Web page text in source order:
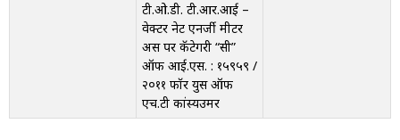
टी.ओ.डी. टी.आर.आई –
वेक्टर नेट एनर्जी मीटर
अस पर कॅटेगरी “सी”
ऑफ आई.एस. : १५९५९ /
२०११ फॉर युस ऑफ
एच.टी कांस्यउमर